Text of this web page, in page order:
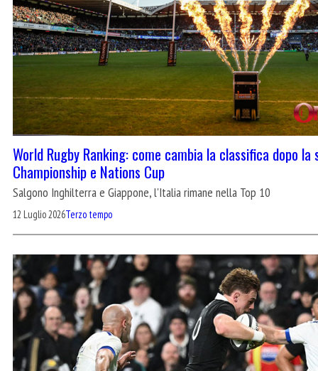
World Rugby Ranking: come cambia la classifica dopo
Championship e Nations Cup
Salgono Inghilterra e Giappone, l'Italia rimane nella Top 10
12 Luglio 2026Terzo tempo